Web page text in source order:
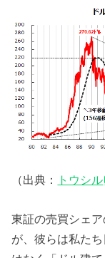
（出典： トウシル
東証の売買シェ
が、彼らは私た